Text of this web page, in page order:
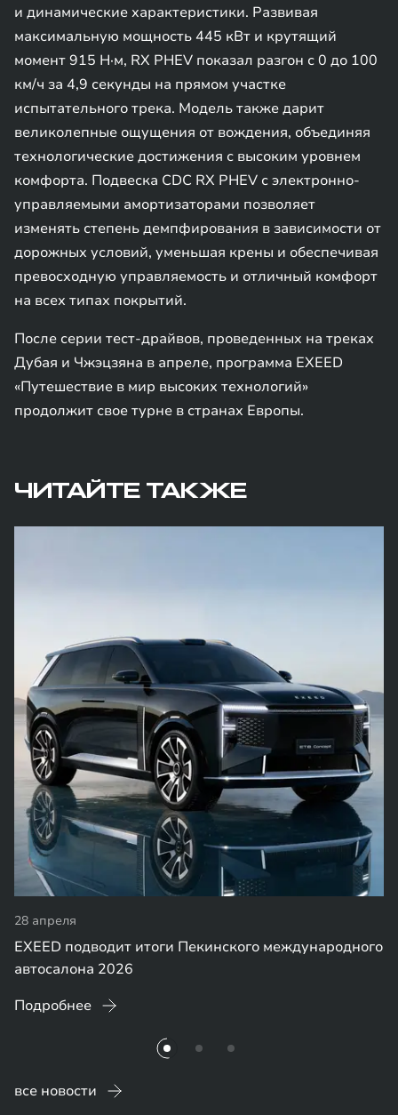
и динамические характеристики. Развивая
максимальную мощность 445 кВт и крутящий
момент 915 Н·м, RX PHEV показал разгон с 0 до 100
км/ч за 4,9 секунды на прямом участке
испытательного трека. Модель также дарит
великолепные ощущения от вождения, объединяя
технологические достижения с высоким уровнем
комфорта. Подвеска CDC RX PHEV с электронно-
управляемыми амортизаторами позволяет
изменять степень демпфирования в зависимости от
дорожных условий, уменьшая крены и обеспечивая
превосходную управляемость и отличный комфорт
на всех типах покрытий.
После серии тест-драйвов, проведенных на треках
Дубая и Чжэцзяна в апреле, программа EXEED
«Путешествие в мир высоких технологий»
продолжит свое турне в странах Европы.
ЧИТАЙТЕ ТАКЖЕ
28 апреля
EXEED подводит итоги Пекинского международного
автосалона 2026
Подробнее
все новости